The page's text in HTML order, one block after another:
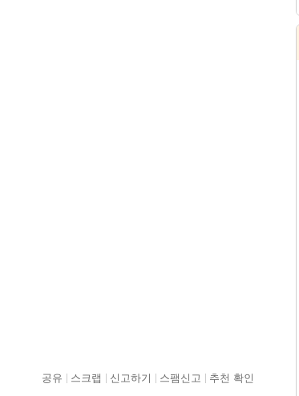
공유 스크랩 신고하기 스팸신고 추천 확인